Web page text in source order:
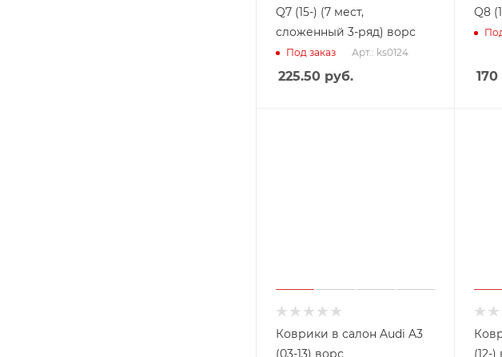
Q7 (15-) (7 мест,
сложенный 3-ряд) ворс
Под заказ Арт.: ks0124
225.50 руб.
Q8
170
Коврики в салон Audi A3
(03-13) ворс
(12-